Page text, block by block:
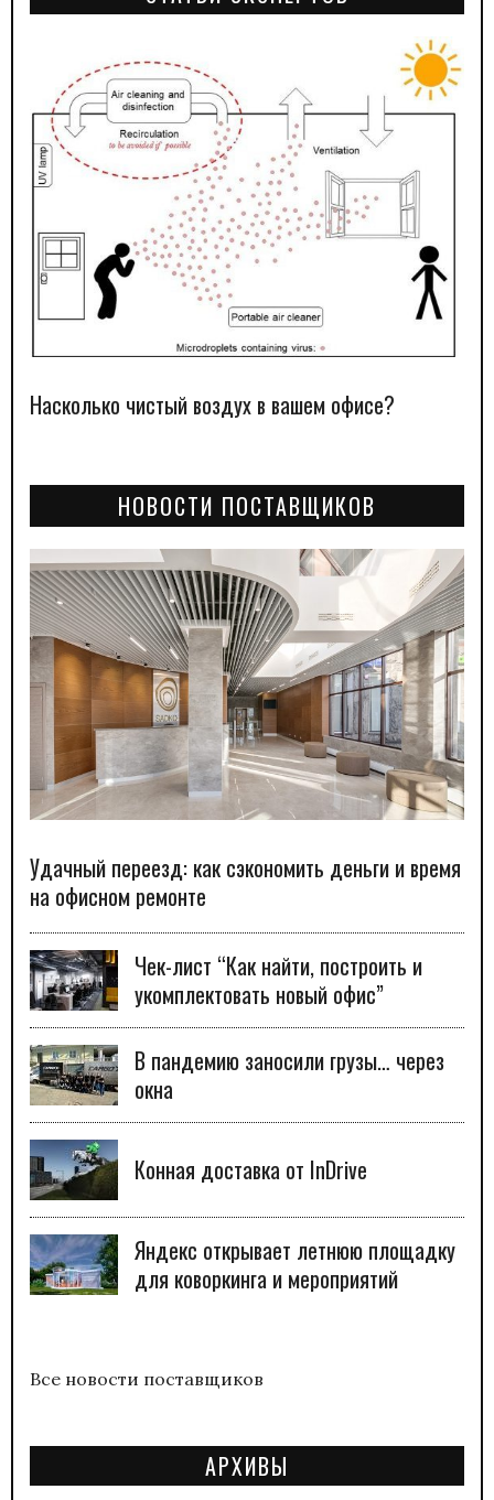
Насколько чистый воздух в вашем офисе?
НОВОСТИ ПОСТАВЩИКОВ
Удачный переезд: как сэкономить деньги и время
на офисном ремонте
Чек-лист “Как найти, построить и
укомплектовать новый офис”
В пандемию заносили грузы… через
окна
Конная доставка от InDrive
Яндекс открывает летнюю площадку
для коворкинга и мероприятий
Все новости поставщиков
АРХИВЫ